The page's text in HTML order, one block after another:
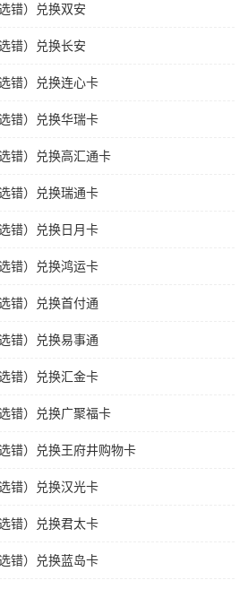
错）兑换双安
错）兑换长安
错）兑换连心卡
错）兑换华瑞卡
错）兑换高汇通卡
错）兑换瑞通卡
错）兑换日月卡
错）兑换鸿运卡
错）兑换首付通
错）兑换易事通
错）兑换汇金卡
错）兑换广聚福卡
错）兑换王府井购物卡
错）兑换汉光卡
错）兑换君太卡
错）兑换蓝岛卡